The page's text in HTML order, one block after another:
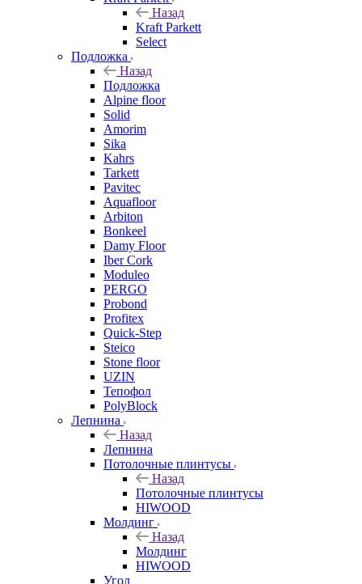
Назад
Kraft Parkett
Select
Подложка
Назад
Подложка
Alpine floor
Solid
Amorim
Sika
Kahrs
Tarkett
Pavitec
Aquafloor
Arbiton
Bonkeel
Damy Floor
Iber Cork
Moduleo
PERGO
Probond
Profitex
Quick-Step
Steico
Stone floor
UZIN
Тепофол
PolyBlock
Лепнина
Назад
Лепнина
Потолочные плинтусы
Назад
Потолочные плинтусы
HIWOOD
Молдинг
Назад
Молдинг
HIWOOD
Угол